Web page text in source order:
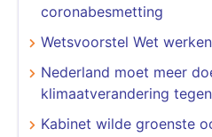
coronabesmetting
Wetsvoorstel Wet
Nederland moet meer
klimaatverandering
Kabinet wilde groenste